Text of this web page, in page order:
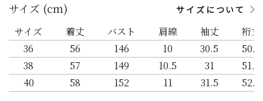
サイズ (cm) サイズについて
サイズ 着丈 バスト 肩線 袖丈
裄丈
36
56 146 10 30.5
50.5
38
57 149 10.5 31
51.5
40
58 152 11 31.5 52.5